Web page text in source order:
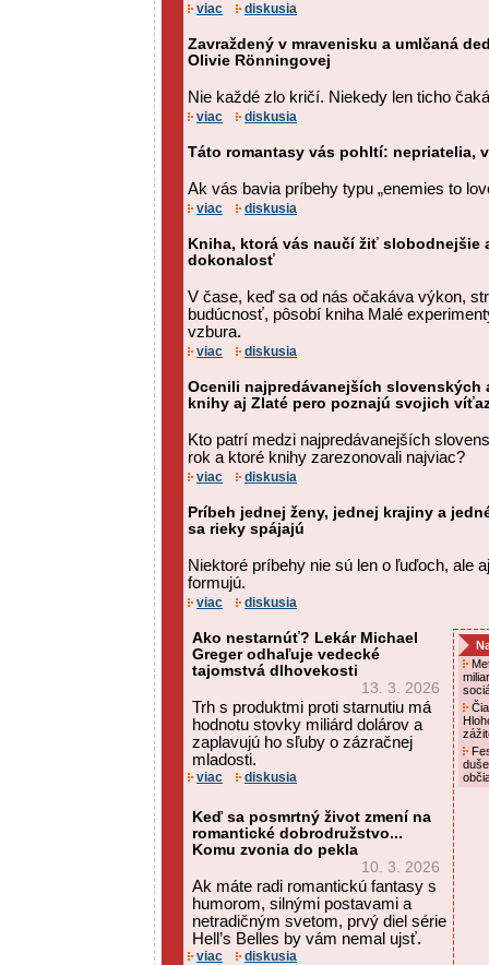
viac diskusia
Zavraždený v mravenisku a umlčaná
Olivie Rönningovej
Nie každé zlo kričí. Niekedy len ticho
viac diskusia
Táto romantasy vás pohltí: nepriatelia,
Ak vás bavia príbehy typu „enemies to
viac diskusia
Kniha, ktorá vás naučí žiť slobodnejšie
dokonalosť
V čase, keď sa od nás očakáva výkon,
budúcnosť, pôsobí kniha Malé
vzbura.
viac diskusia
Ocenili najpredávanejších slovenských
knihy aj Zlaté pero poznajú svojich
Kto patrí medzi najpredávanejších
rok a ktoré knihy zarezonovali najviac?
viac diskusia
Príbeh jednej ženy, jednej krajiny a
sa rieky spájajú
Niektoré príbehy nie sú len o ľuďoch, ale
formujú.
viac diskusia
Ako nestarnúť? Lekár Michael
Greger odhaľuje vedecké
tajomstvá dlhovekosti
13. 3. 2026
Trh s produktmi proti starnutiu má
hodnotu stovky miliárd dolárov a
zaplavujú ho sľuby o zázračnej
mladosti.
viac diskusia
Keď sa posmrtný život zmení na
romantické dobrodružstvo...
Komu zvonia do pekla
10. 3. 2026
Ak máte radi romantickú fantasy s
humorom, silnými postavami a
netradičným svetom, prvý diel série
Hell’s Belles by vám nemal ujsť.
viac diskusia